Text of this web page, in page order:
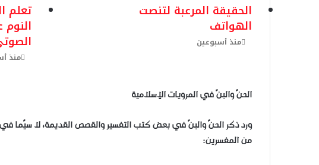
تعلم
النوم
منذ
الحقيقة المرعبة لتنصت
الهواتف
منذ أسبوعين
الحنّ والبنّ في المرويات الإسلامية
ورد ذكر الحنّ والبنّ في بعض كتب التفسير والقصص القديمة، لا سيّما في
من المفسرين: